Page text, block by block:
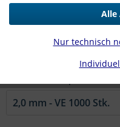
5,30 € *
zzgl. Versandkosten
Nur technisch
Alle